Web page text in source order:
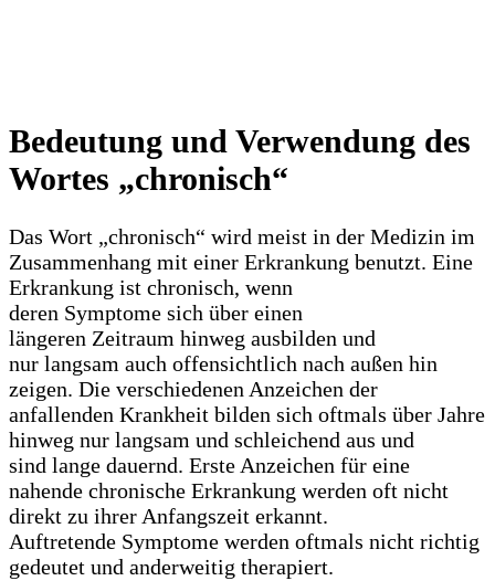
Bedeutung und Verwendung des
Wortes „chronisch“
Das Wort „chronisch“ wird meist in der Medizin im
Zusammenhang mit einer Erkrankung benutzt. Eine
Erkrankung ist chronisch, wenn
deren Symptome sich über einen
längeren Zeitraum hinweg ausbilden und
nur langsam auch offensichtlich nach außen hin
zeigen. Die verschiedenen Anzeichen der
anfallenden Krankheit bilden sich oftmals über Jahre
hinweg nur langsam und schleichend aus und
sind lange dauernd. Erste Anzeichen für eine
nahende chronische Erkrankung werden oft nicht
direkt zu ihrer Anfangszeit erkannt.
Auftretende Symptome werden oftmals nicht richtig
gedeutet und anderweitig therapiert.